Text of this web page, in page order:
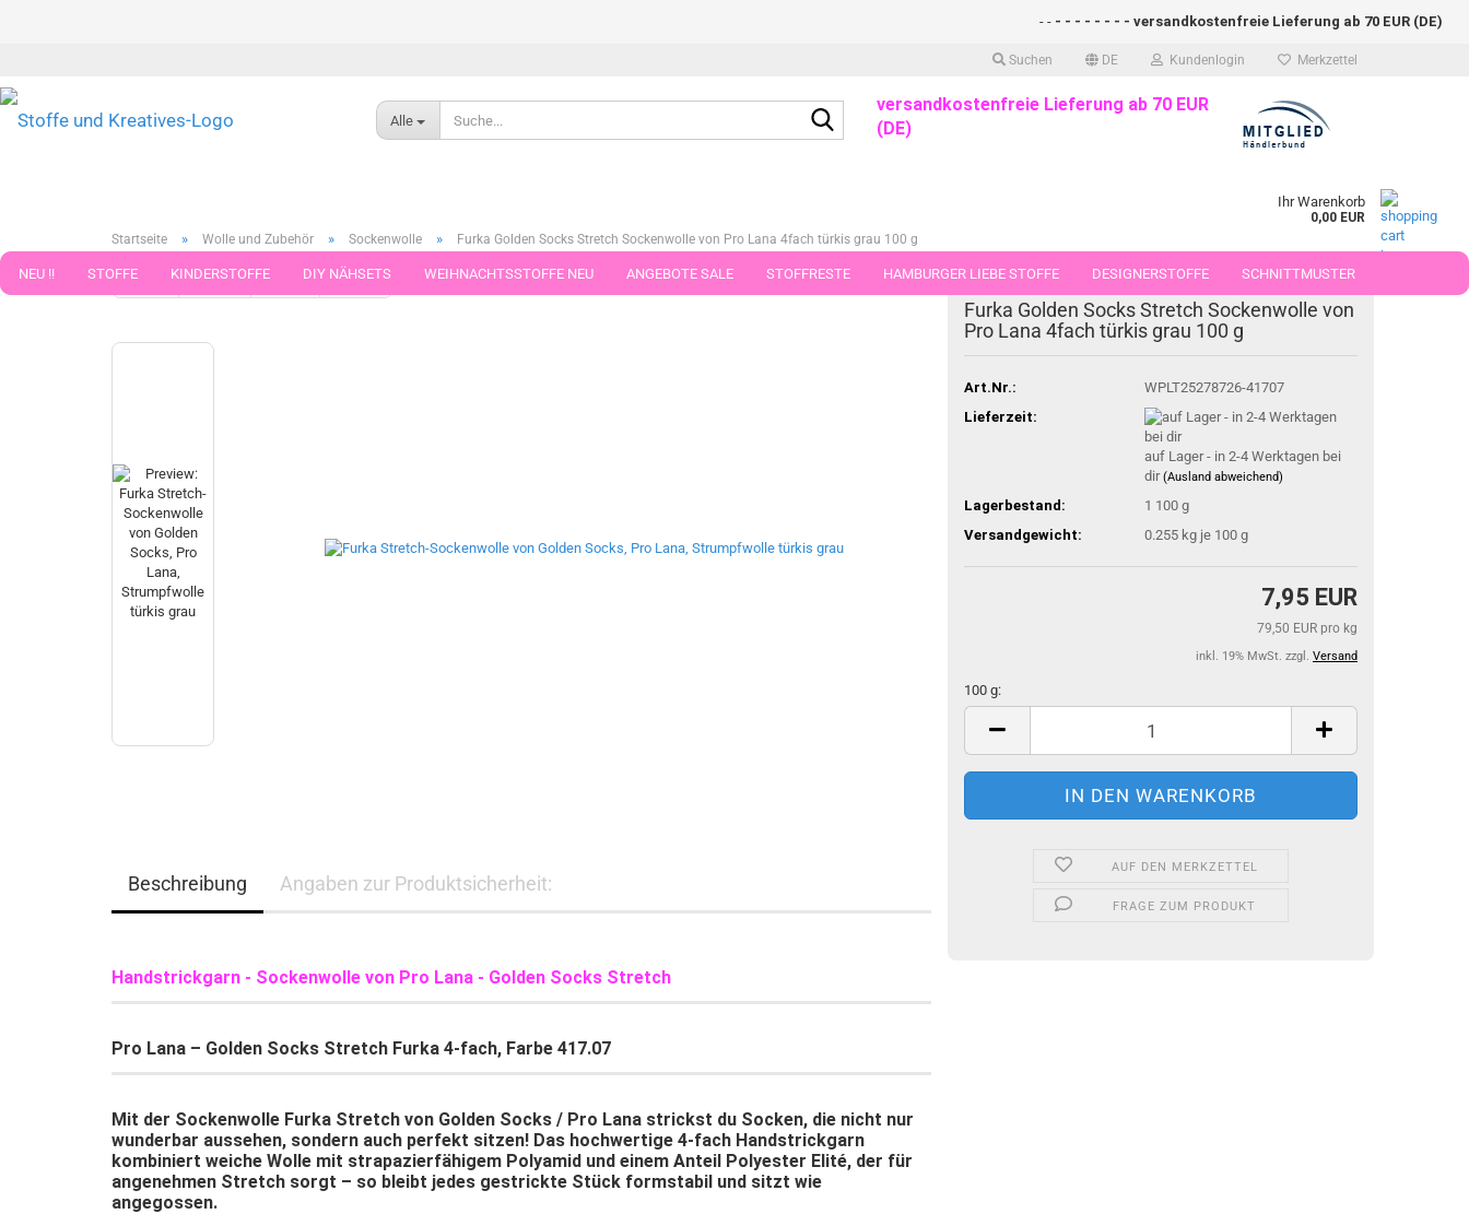
Suchen DE Kundenlogin Merkzettel
- - - - - - - - versandkostenfreie Lieferung ab 70 EUR (DE)- - -
Alle
Suche...versandkostenfreie Lieferung ab 70 EUR
(DE)
Ihr Warenkorb
0,00 EUR
NEU !! STOFFE KINDERSTOFFE DIY NÄHSETS WEIHNACHTSSTOFFE NEU ANGEBOTE SALE STOFFRESTE HAMBURGER LIEBE STOFFE DESIGNERSTOFFE SCHNITTMUSTER
STOFFE IN STÜCKEN VON 25 UND 50 CM
Startseite » Wolle und Zubehör » Sockenwolle » Furka Golden Socks Stretch Sockenwolle von Pro Lana 4fach türkis grau 100 g
« Erster « zurück weiter » Letzter » Artikel in dieser Kategorie
Furka Golden Socks Stretch Sockenwolle von
Pro Lana 4fach türkis grau 100 g
Art.Nr.:
WPLT25278726-41707
Lieferzeit:
auf Lager - in 2-4 Werktagen bei
dir(Ausland abweichend)
Lagerbestand: 1 100 g
Versandgewicht:
0.255 kg je 100 g
7,95 EUR
79,50 EUR pro kg
inkl. 19% MwSt. zzgl. Versand
100 g:
AUF DEN MERKZETTEL
FRAGE ZUM PRODUKT
Beschreibung Angaben zur Produktsicherheit:
Handstrickgarn - Sockenwolle von Pro Lana - Golden Socks Stretch
Pro Lana – Golden Socks Stretch Furka 4-fach, Farbe 417.07
Mit der Sockenwolle Furka Stretch von Golden Socks / Pro Lana strickst du Socken, die nicht nur
wunderbar aussehen, sondern auch perfekt sitzen! Das hochwertige 4-fach Handstrickgarn
kombiniert weiche Wolle mit strapazierfähigem Polyamid und einem Anteil Polyester Elité, der für
angenehmen Stretch sorgt – so bleibt jedes gestrickte Stück formstabil und sitzt wie
angegossen.